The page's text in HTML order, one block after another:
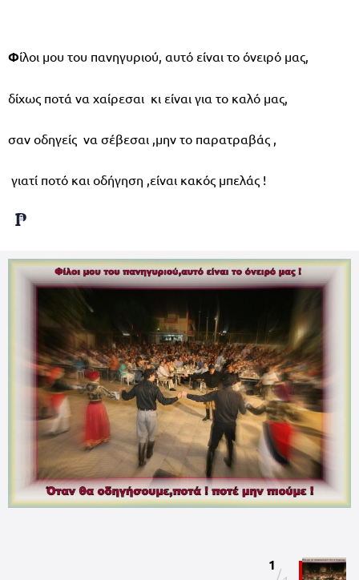
Φίλοι μου του πανηγυριού, αυτό είναι το όνειρό μας,
δίχως ποτά να χαίρεσαι κι είναι για το καλό μας,
σαν οδηγείς να σέβεσαι ,μην το παρατραβάς ,
γιατί ποτό και οδήγηση ,είναι κακός μπελάς !
1
/